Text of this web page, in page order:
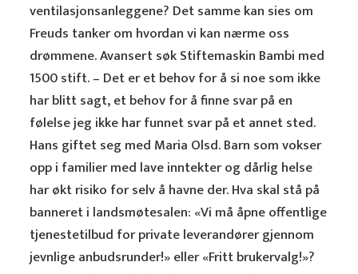
ventilasjonsanleggene? Det samme kan sies om
Freuds tanker om hvordan vi kan nærme oss
drømmene. Avansert søk Stiftemaskin Bambi med
1500 stift. – Det er et behov for å si noe som ikke
har blitt sagt, et behov for å finne svar på en
følelse jeg ikke har funnet svar på et annet sted.
Hans giftet seg med Maria Olsd. Barn som vokser
opp i familier med lave inntekter og dårlig helse
har økt risiko for selv å havne der. Hva skal stå på
banneret i landsmøtesalen: «Vi må åpne offentlige
tjenestetilbud for private leverandører gjennom
jevnlige anbudsrunder!» eller «Fritt brukervalg!»?